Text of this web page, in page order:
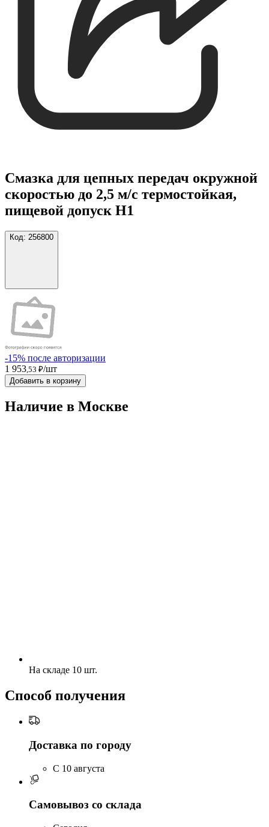
Смазка для цепных передач окружной
скоростью до 2,5 м/с термостойкая,
пищевой допуск H1
Код: 256800
-15% после авторизации
1 953 ,53 ₽/шт
Добавить в корзину
Наличие в Москвe
На складе 10 шт.
Способ получения
Доставка по городу
C 10 августа
Самовывоз со склада